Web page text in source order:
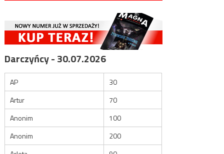
Darczyńcy - 30.07.2026
AP
30
Artur
70
Anonim
100
Anonim
200